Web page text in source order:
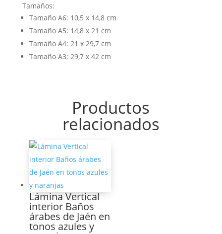
Tamaños:
Tamaño A6: 10,5 x 14,8 cm
Tamaño A5: 14,8 x 21 cm
Tamaño A4: 21 x 29,7 cm
Tamaño A3: 29,7 x 42 cm
Productos
relacionados
Lámina Vertical
interior Baños
árabes de Jaén en
tonos azules y